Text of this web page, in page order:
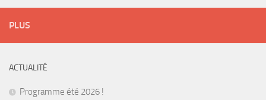
PLUS
ACTUALITÉ
Programme été 2026 !